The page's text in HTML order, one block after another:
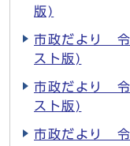
版)
市政だより
スト版)
市政だより
スト版)
市政だより